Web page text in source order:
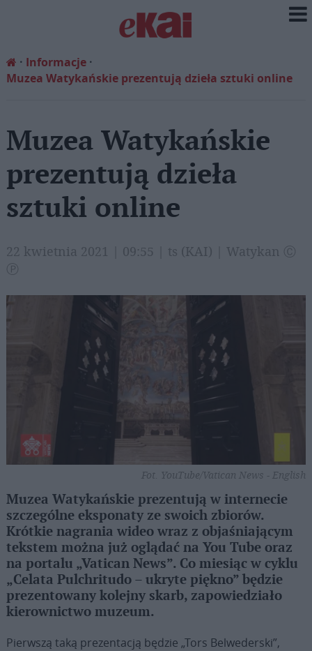
Informacje
Muzea Watykańskie prezentują dzieła sztuki online
Muzea Watykańskie
prezentują dzieła
sztuki online
22 kwietnia 2021 | 09:55 | ts (KAI) | Watykan Ⓒ
Ⓟ
Fot. YouTube/Vatican News - English
Muzea Watykańskie prezentują w internecie
szczególne eksponaty ze swoich zbiorów.
Krótkie nagrania wideo wraz z objaśniającym
tekstem można już oglądać na You Tube oraz
na portalu „Vatican News”. Co miesiąc w cyklu
„Celata Pulchritudo – ukryte piękno” będzie
prezentowany kolejny skarb, zapowiedziało
kierownictwo muzeum.
Pierwszą taką prezentacją będzie „Tors Belwederski”,